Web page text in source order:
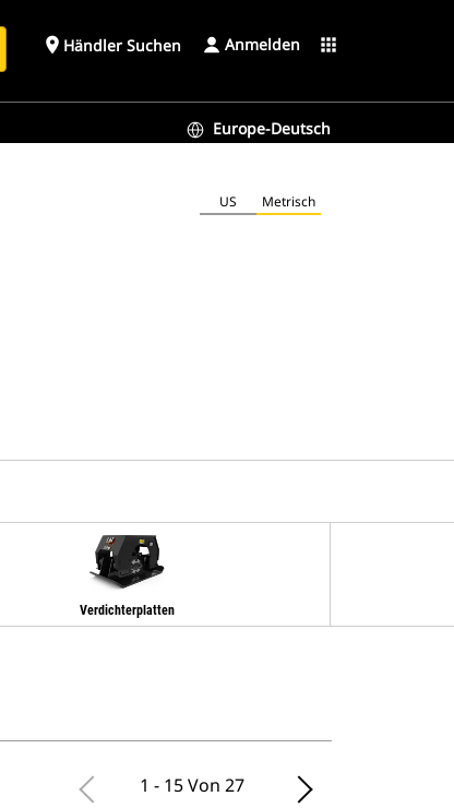
place Händler Suchen Anmelden apps
Europe-Deutsch
US Metrisch
Verdichterplatten
1 - 15 Von 27